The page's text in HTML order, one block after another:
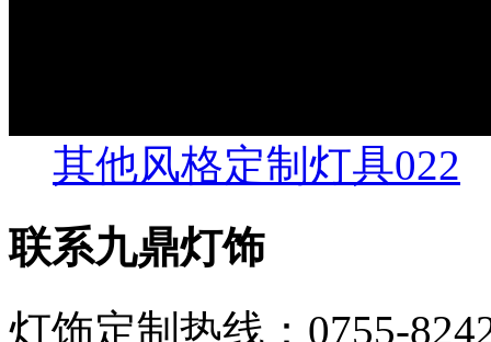
其他风格定制灯具022
联系九鼎灯饰
灯饰定制热线： 0755-